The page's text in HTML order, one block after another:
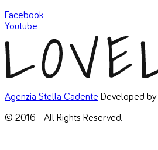
Facebook
Youtube
Agenzia Stella Cadente Developed by
© 2016 - All Rights Reserved.